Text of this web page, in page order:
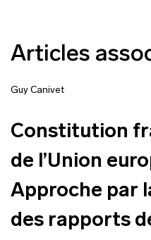
Articles
Guy Canivet
Constitution
de l’Union
Approche par
des rapports